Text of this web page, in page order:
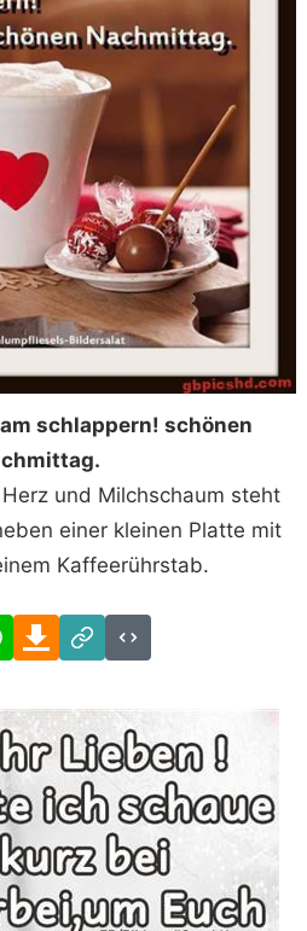
schlappern! schönen
und Milchschaum steht
einer kleinen Platte mit
Kaffeerührstab.
WhatsAppDownload
Link
Code